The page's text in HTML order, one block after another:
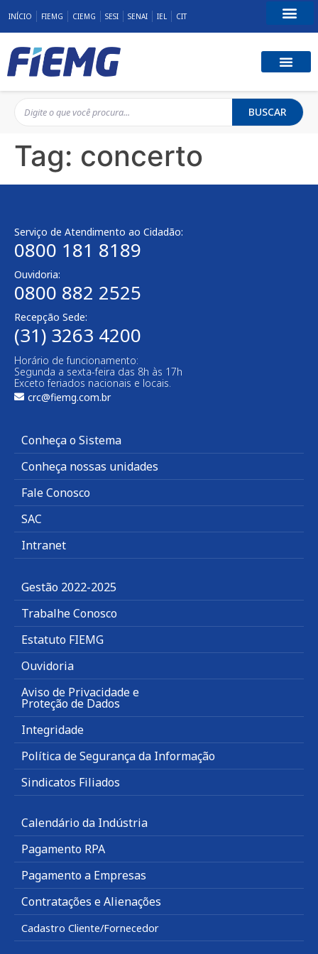
INÍCIO FIEMG CIEMG SESI SENAI IEL CIT
BUSCAR
Tag: concerto
Serviço de Atendimento ao Cidadão:
0800 181 8189
Ouvidoria:
0800 882 2525
Recepção Sede:
(31) 3263 4200
Horário de funcionamento:
Segunda a sexta-feira das 8h às 17h
Exceto feriados nacionais e locais.
crc@fiemg.com.br
Conheça o Sistema
Conheça nossas unidades
Fale Conosco
SAC
Intranet
Gestão 2022-2025
Trabalhe Conosco
Estatuto FIEMG
Ouvidoria
Aviso de Privacidade e
Proteção de Dados
Integridade
Política de Segurança da Informação
Sindicatos Filiados
Calendário da Indústria
Pagamento RPA
Pagamento a Empresas
Contratações e Alienações
Cadastro Cliente/Fornecedor